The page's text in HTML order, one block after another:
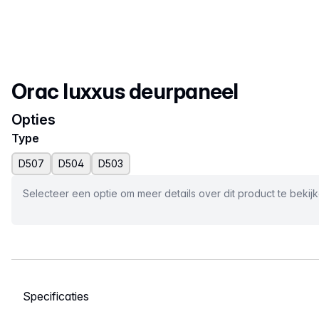
Productnaam
Orac luxxus deurpaneel
Opties
Type
D507 D504 D503
Selecteer een optie om meer details over dit product te
Selecteer een tabblad